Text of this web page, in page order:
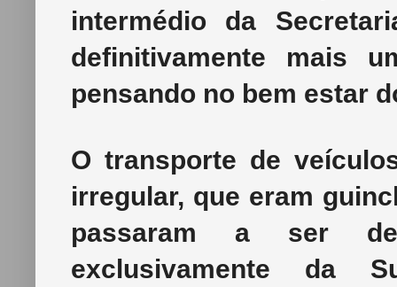
intermédio da
definitivamente mais
pensando no bem estar
O transporte de
irregular, que eram
passaram a ser
exclusivamente da